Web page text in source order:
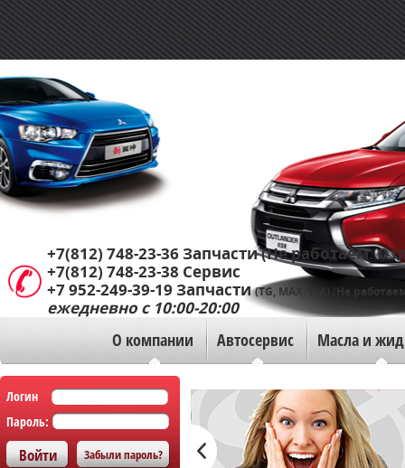
О компании Автосервис Масла и
+7(812) 748-23-36 Запчасти (Не работаем.
+7(812) 748-23-38 Сервис
+7 952-249-39-19 Запчасти(TG, MAX, WA) (Не
ежедневно с 10:00-20:00
Логин
Пароль:
Забыли пароль?